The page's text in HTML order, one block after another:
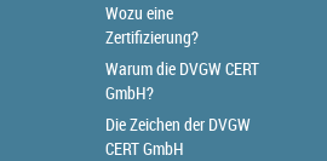
Wozu eine
Zertifizierung?
Warum die DVGW CERT
GmbH?
Die Zeichen der DVGW
CERT GmbH